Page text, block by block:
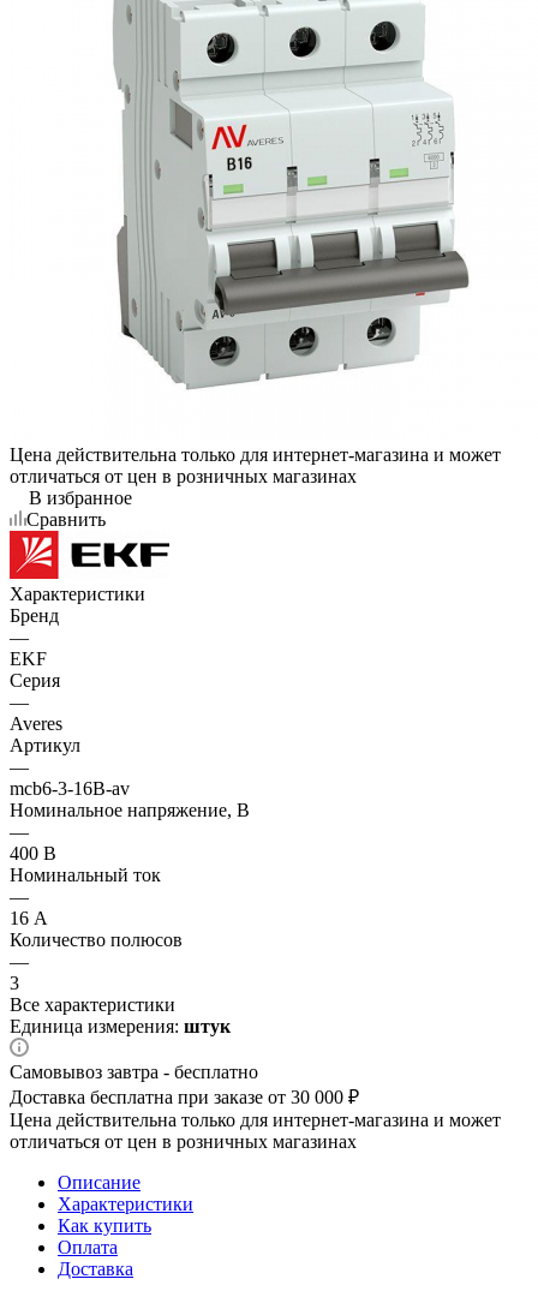
Цена действительна только для интернет-магазина и может
отличаться от цен в розничных магазинах
В избранное
Сравнить
Характеристики
Бренд
—
EKF
Серия
—
Averes
Артикул
—
mcb6-3-16B-av
Номинальное напряжение, В
—
400 В
Номинальный ток
—
16 А
Количество полюсов
—
3
Все характеристики
Единица измерения: штук
Самовывоз завтра - бесплатно
Доставка бесплатна при заказе от 30 000 ₽
Цена действительна только для интернет-магазина и может
отличаться от цен в розничных магазинах
Описание
Характеристики
Как купить
Оплата
Доставка